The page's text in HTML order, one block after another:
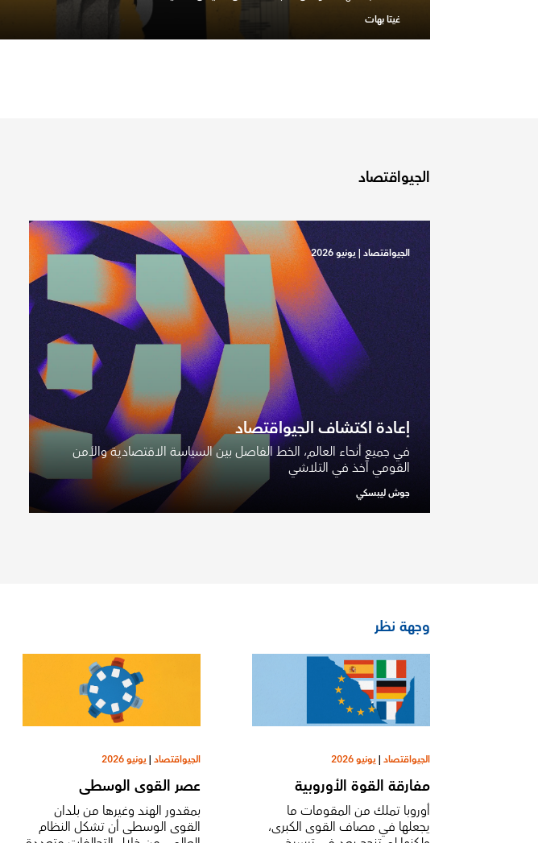
غيتا بهات
الجيواقتصاد
الجيواقتصاد|يونيو 2026
إعادة اكتشاف الجيواقتصاد
في جميع أنحاء العالم، الخط الفاصل بين السياسة الاقتصادية والأمن
القومي آخذ في التلاشي
جوش ليبسكي
وجهة نظر
الجيواقتصاد|يونيو 2026
مفارقة القوة الأوروبية
أوروبا تملك من المقومات ما
يجعلها في مصاف القوى الكبرى،
الجيواقتصاد|يونيو 2026
عصر القوى الوسطى
بمقدور الهند وغيرها من بلدان
القوى الوسطى أن تشكل النظام